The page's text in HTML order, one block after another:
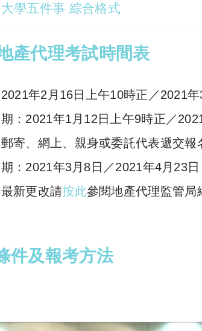
學五件事 綜合格式
產代理考試時間表
年2月16日上午10時正／2021
：2021年1月12日上午9時正／
寄、網上、親身或委託代表遞交報
：2021年3月8日／2021年4月23日
新更改請按此參閱地產代理監管局
件及報考方法